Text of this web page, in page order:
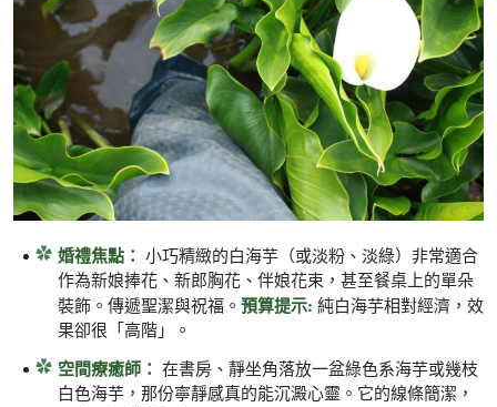
婚禮焦點： 小巧精緻的白海芋（或淡粉、淡綠）非常適合
作為新娘捧花、新郎胸花、伴娘花束，甚至餐桌上的單朵
裝飾。傳遞聖潔與祝福。 預算提示: 純白海芋相對經濟，效
果卻很「高階」。
空間療癒師： 在書房、靜坐角落放一盆綠色系海芋或幾枝
白色海芋，那份寧靜感真的能沉澱心靈。它的線條簡潔，